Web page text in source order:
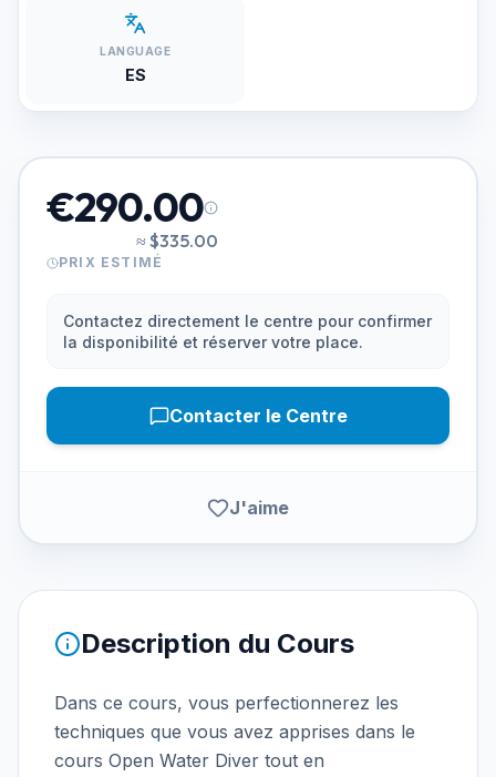
LANGUAGE
ES
Description du Cours
Dans ce cours, vous perfectionnerez les
techniques que vous avez apprises dans le
cours Open Water Diver tout en
€290.00
≈ $335.00
PRIX ESTIMÉ
Contactez directement le centre pour confirmer
la disponibilité et réserver votre place.
Contacter le Centre
J'aime